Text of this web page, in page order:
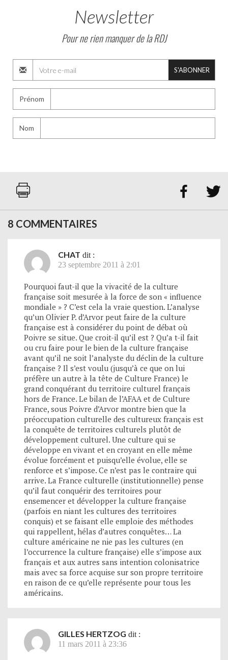
Newsletter
Pour ne rien manquer de la RDJ
S'ABONNER
Prénom
Nom
 
8 COMMENTAIRES
CHAT dit :
23 septembre 2011 à 2:01
Pourquoi faut-il que la vivacité de la culture
française soit mesurée à la force de son « influence
mondiale » ? C’est cela la vraie question. L’analyse
qu’un Olivier P. d’Arvor peut faire de la culture
française est à considérer du point de débat où
Poivre se situe. Que croit-il qu’il est ? Qu’a t-il fait
ou cru faire pour le bien de la culture française
avant qu’il ne soit l’analyste du déclin de la culture
française ? Il s’est voulu (jusqu’à ce que on lui
préfère un autre à la tête de Culture France) le
grand conquérant du territoire culturel français
hors de France. Le bilan de l’AFAA et de Culture
France, sous Poivre d’Arvor montre bien que la
préoccupation culturelle des cultureux français est
la conquête de territoires culturels plutôt de
développement culturel. Une culture qui se
développe en vivant et en croyant en elle même
évolue forcément et puisqu’elle évolue, elle se
renforce et s’impose. Ce n’est pas le contraire qui
arrive. La France culturelle (institutionnelle) pense
qu’il faut conquérir des territoires pour
ensemencer et développer la culture française
(parfois en niant les cultures des territoires
conquis) et se faisant elle emploie des méthodes
qui rappellent, hélas d’autres conquêtes… La
culture américaine ne nie pas les cultures (en
l’occurrence la culture française) elle s’impose aux
français et aux autres sans intention colonisatrice
mais avec sa force acquise sur son propre territoire
en raison de ce qu’elle représente pour tous les
américains.
GILLES HERTZOG dit :
11 mars 2011 à 23:36